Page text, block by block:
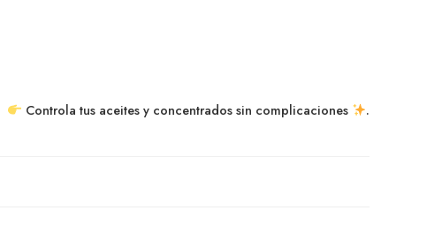
Controla tus aceites y concentrados sin complicaciones .